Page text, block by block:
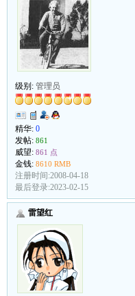
级别: 管理员
精华: 0
发帖: 861
威望: 861 点
金钱: 8610 RMB
注册时间:2008-04-18
最后登录:2023-02-15
雷望红